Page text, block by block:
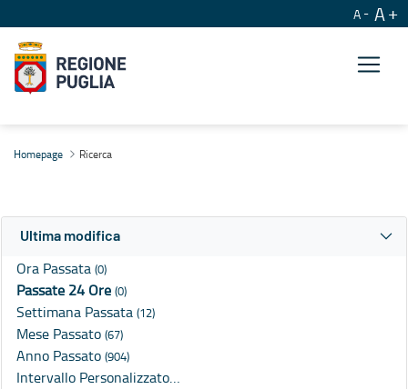
A A
Homepage Ricerca
Ultima modifica
Ora Passata (0)
Passate 24 Ore (0)
Settimana Passata (12)
Mese Passato (67)
Anno Passato (904)
Intervallo Personalizzato…